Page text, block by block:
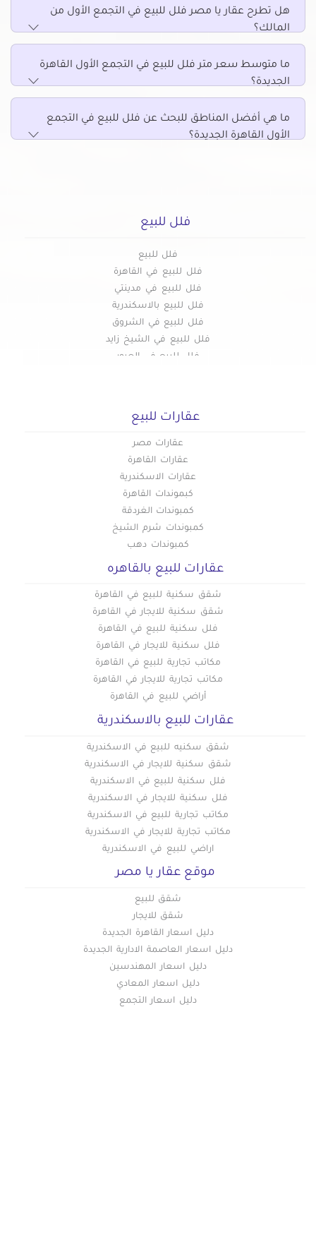
هل تطرح عقار يا مصر فلل للبيع في التجمع الأول من
المالك؟
ما متوسط سعر متر فلل للبيع في التجمع الأول القاهرة
الجديدة؟
ما هي أفضل المناطق للبحث عن فلل للبيع في التجمع
الأول القاهرة الجديدة؟
فلل للبيع
فلل للبيع
فلل للبيع في القاهرة
فلل للبيع في مدينتي
فلل للبيع بالاسكندرية
فلل للبيع في الشروق
فلل للبيع في الشيخ زايد
فلل للبيع في العبور
فلل للبيع في التجمع الخامس
فلل للبيع في حدائق اكتوبر
فلل للبيع في اكتوبر
فلل للبيع في الغردقة
فلل للبيع في برج العرب
فلل للبيع فى حدائق الاهرام
فلل للبيع بالعجمى
فلل للبيع في مصر الجديدة
فلل للبيع في العاصمة الإدارية
عقارات للبيع
عقارات مصر
عقارات القاهرة
عقارات الاسكندرية
كبموندات القاهرة
كمبوندات الغردقة
كمبوندات شرم الشيخ
كمبوندات دهب
عقارات للبيع بالقاهره
شقق سكنية للبيع في القاهرة
شقق سكنية للايجار في القاهرة
فلل سكنية للبيع في القاهرة
فلل سكنية للايجار في القاهرة
مكاتب تجارية للبيع في القاهرة
مكاتب تجارية للايجار في القاهرة
أراضي للبيع في القاهرة
عقارات للبيع بالاسكندرية
شقق سكنيه للبيع في الاسكندرية
شقق سكنية للايجار في الاسكندرية
فلل سكنية للبيع في الاسكندرية
فلل سكنية للايجار في الاسكندرية
مكاتب تجارية للبيع في الاسكندرية
مكاتب تجارية للايجار في الاسكندرية
اراضي للبيع في الاسكندرية
موقع عقار يا مصر
شقق للبيع
شقق للايجار
دليل اسعار القاهرة الجديدة
دليل اسعار العاصمة الادارية الجديدة
دليل اسعار المهندسين
دليل اسعار المعادي
دليل اسعار التجمع